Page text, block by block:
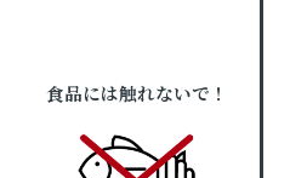
食品には触れないで！